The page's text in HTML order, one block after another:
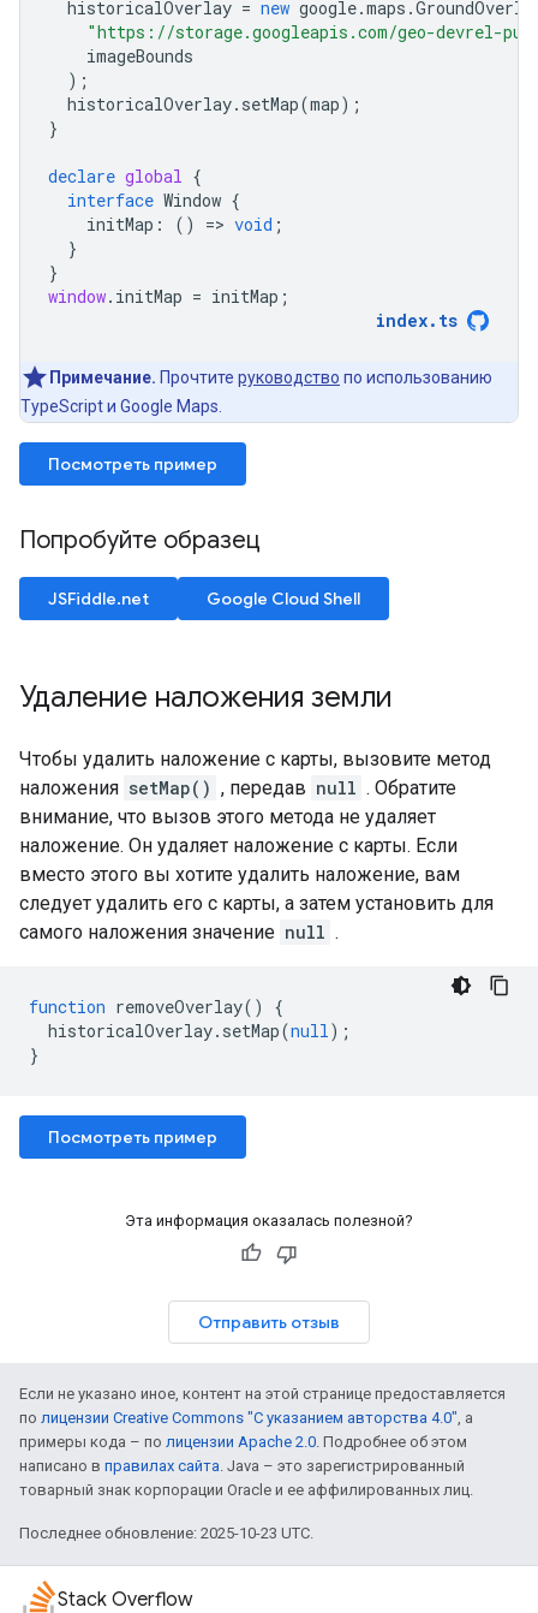
historicalOverlay = new google.maps .
"https://storage.googleapis.com/geo-devrel-
imageBounds
);
historicalOverlay. setMap(map);
}
declare global {
interface Window {
initMap : () => void ;
}
}
window. initMap = initMap ;
index. ts
Примечание. Прочтите руководство по использованию
TypeScript и Google Maps.
Посмотреть пример
Попробуйте образец
JSFiddle.net Google Cloud Shell
Удаление наложения земли
Чтобы удалить наложение с карты, вызовите метод
наложения setMap() , передав null . Обратите
внимание, что вызов этого метода не удаляет
наложение. Он удаляет наложение с карты. Если
вместо этого вы хотите удалить наложение, вам
следует удалить его с карты, а затем установить для
самого наложения значение null .
function removeOverlay()
{
historicalOverlay. setMap(null);
}
Посмотреть пример
Эта информация оказалась полезной?
Отправить отзыв
Если не указано иное, контент на этой странице предоставляется
по лицензии Creative Commons "С указанием авторства 4.0", а
примеры кода – по лицензии Apache 2.0. Подробнее об этом
написано в правилах сайта. Java – это зарегистрированный
товарный знак корпорации Oracle и ее аффилированных лиц.
Последнее обновление: 2025-10-23 UTC.
Stack Overflow